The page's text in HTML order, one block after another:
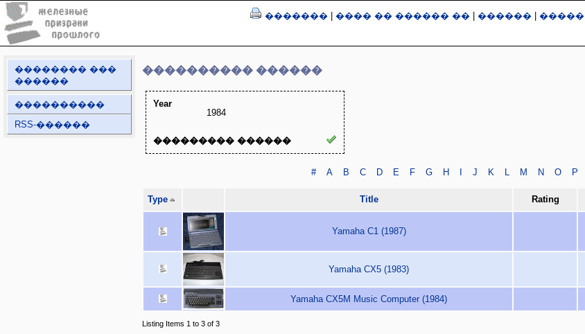
������� ���� �� ������ �� ������ �����
�������� ���
������
����������
RSS-������
���������� ������
Year
1984
��������� ������
# A B C D E F G H I J K L M N O P
Type Title Rating
Yamaha C1 (1987)
Yamaha CX5 (1983)
Yamaha CX5M Music Computer (1984)
Listing Items 1 to 3 of 3